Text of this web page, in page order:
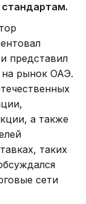
представил
на рынок ОАЭ.
а также
таких
сети